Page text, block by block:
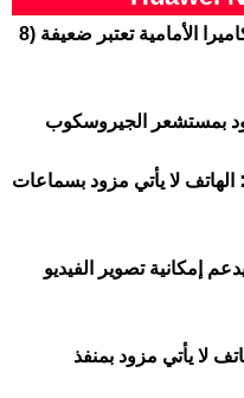
دقة الكاميرا الأمامية تعتبر ضعيفة (8
بمستشعر الجيروسكوب
الهاتف لا يأتي مزود بسماعات
إمكانية تصوير الفيديو
لا يأتي مزود بمنفذ